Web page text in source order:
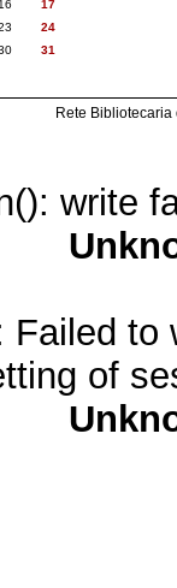
16
17
24
31
Rete
write
Failed
of